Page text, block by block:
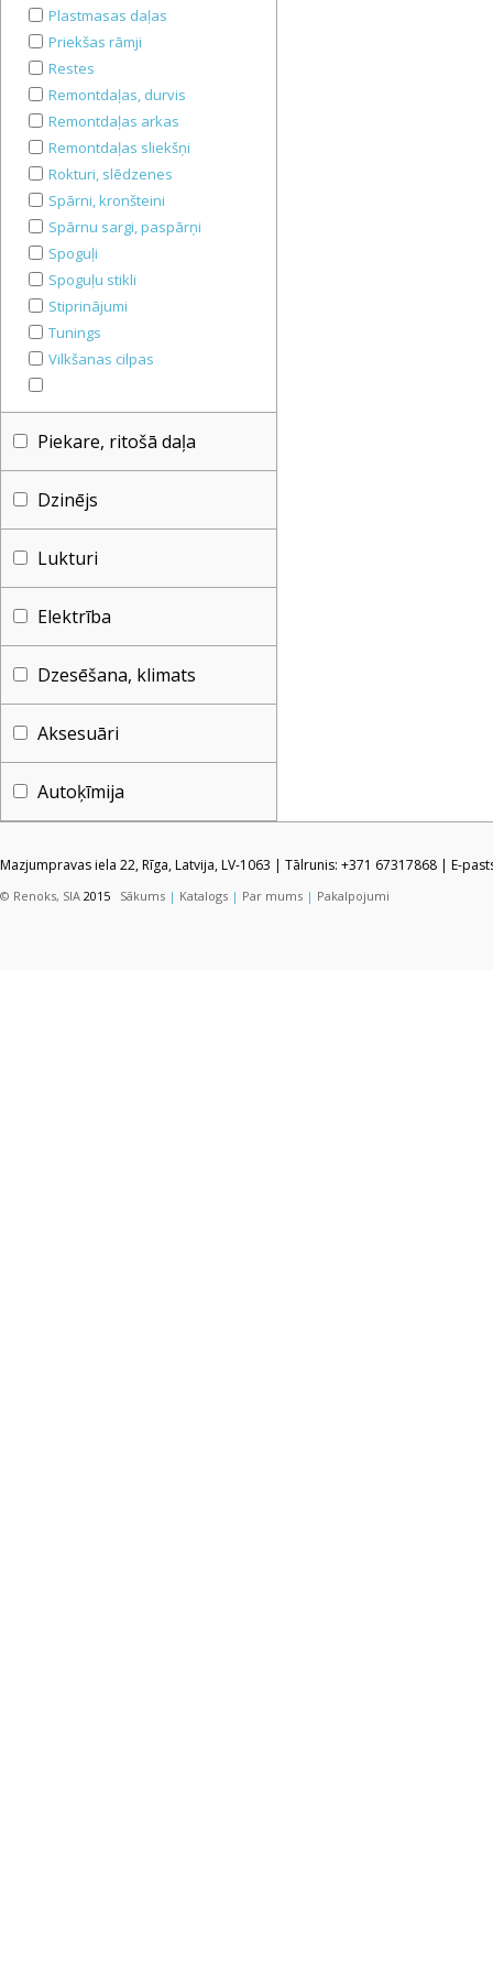
Plastmasas daļas
Priekšas rāmji
Restes
Remontdaļas, durvis
Remontdaļas arkas
Remontdaļas sliekšņi
Rokturi, slēdzenes
Spārni, kronšteini
Spārnu sargi, paspārņi
Spoguļi
Spoguļu stikli
Stiprinājumi
Tunings
Vilkšanas cilpas
Piekare, ritošā daļa
Dzinējs
Lukturi
Elektrība
Dzesēšana, klimats
Aksesuāri
Autoķīmija
Mazjumpravas iela 22, Rīga, Latvija, LV-1063 | Tālrunis: +371 67317868 | E-
© Renoks, SIA 2015 Sākums | Katalogs | Par mums | Pakalpojumi